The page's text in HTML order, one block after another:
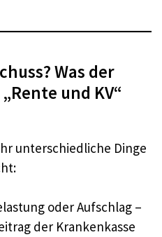
Was der
und KV“
unterschiedliche Dinge
oder Aufschlag –
der Krankenkasse